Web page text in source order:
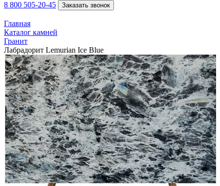
8 800 505-20-45 Заказать звонок
Главная
Каталог камней
Гранит
Лабрадорит Lemurian Ice Blue